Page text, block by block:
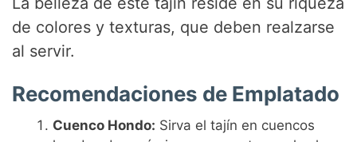
de colores y texturas, que deben realzarse
al servir.
Recomendaciones de Emplatado
Cuenco Hondo: Sirva el tajín en cuencos